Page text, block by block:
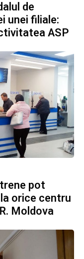
de
unei filiale:
ASP
pot
orice centru
Moldova